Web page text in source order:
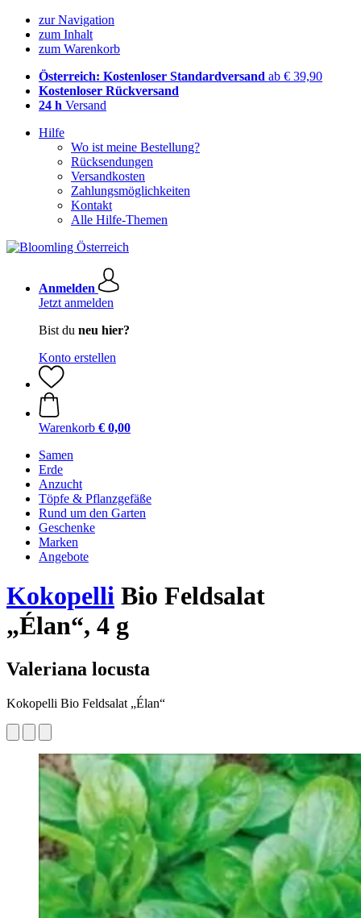
zur Navigation
zum Inhalt
zum Warenkorb
Österreich: Kostenloser Standardversand ab € 39,90
Kostenloser Rückversand
24 h Versand
Hilfe
Wo ist meine Bestellung?
Rücksendungen
Versandkosten
Zahlungsmöglichkeiten
Kontakt
Alle Hilfe-Themen
Anmelden
Jetzt anmelden
Bist du neu hier?
Konto erstellen
Warenkorb € 0,00
Samen
Erde
Anzucht
Töpfe & Pflanzgefäße
Rund um den Garten
Geschenke
Marken
Angebote
Kokopelli Bio Feldsalat
„Élan“, 4 g
Valeriana locusta
Kokopelli Bio Feldsalat „Élan“